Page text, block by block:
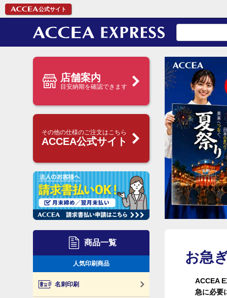
お急
ACCEA
急に必要
店舗案内
目安納期を確認できます
その他の仕様のご注文はこちら
ACCEA公式サイト
商品一覧
人気印刷商品
名刺印刷
公式サイト